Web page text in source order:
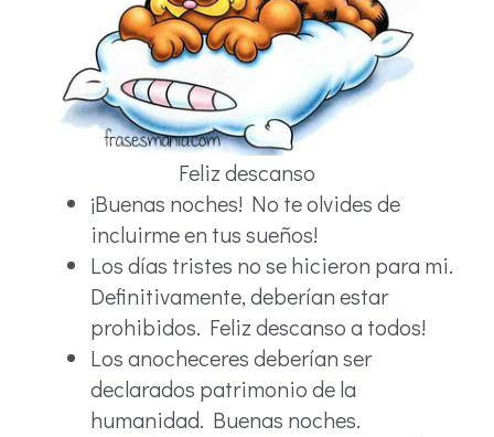
Feliz descanso
¡Buenas noches! No te olvides de
incluirme en tus sueños!
Los días tristes no se hicieron para mi.
Definitivamente, deberían estar
prohibidos. Feliz descanso a todos!
Los anocheceres deberían ser
declarados patrimonio de la
humanidad. Buenas noches.